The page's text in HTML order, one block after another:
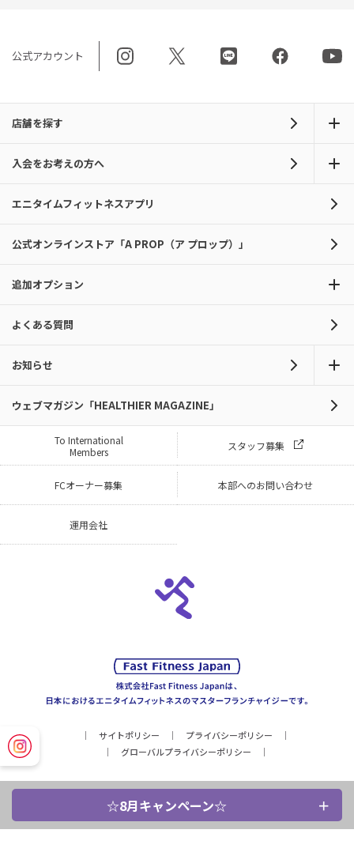
☆8月キャンペーン☆
公式アカウント
店舗を探す
入会をお考えの方へ
エニタイムフィットネスアプリ
公式オンラインストア「A PROP（ア プロップ）」
追加オプション
よくある質問
お知らせ
ウェブマガジン「HEALTHIER MAGAZINE」
To International
Members
スタッフ募集
FCオーナー募集 本部へのお問い合わせ
運用会社
サイトポリシー
プライバシーポリシー
グローバルプライバシーポリシー
Copyright © Fast Fitness Japan, Inc. All Rights Reserved.